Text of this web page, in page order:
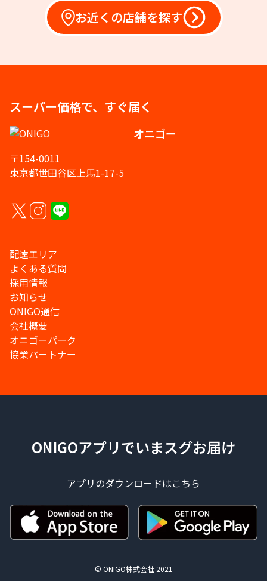
お近くの店舗を探す
スーパー価格で、すぐ届く
オニゴー
〒154-0011
東京都世田谷区上馬1-17-5
配達エリア
よくある質問
採用情報
お知らせ
ONIGO通信
会社概要
オニゴーパーク
協業パートナー
ONIGOアプリでいまスグお届け
アプリのダウンロードはこちら
© ONIGO株式会社 2021